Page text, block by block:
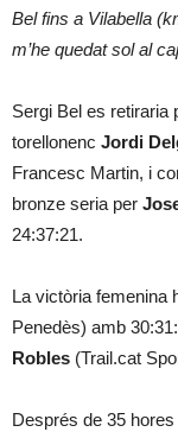
Bel fins a Vilabella
m’he quedat sol al
Sergi Bel es retiraria
torellonenc Jordi
Francesc Martin, i
bronze seria per
24:37:21.
La victòria femenina
Penedès) amb
Robles (Trail.cat
Després de 35